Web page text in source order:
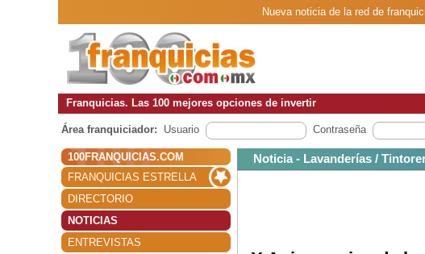
Nueva noticia de la red de
Franquicias. Las 100 mejores opciones de invertir
Área franquiciador: Usuario Contraseña
100FRANQUICIAS.COM
FRANQUICIAS ESTRELLA
DIRECTORIO
NOTICIAS
ENTREVISTAS
Noticia - Lavanderías /